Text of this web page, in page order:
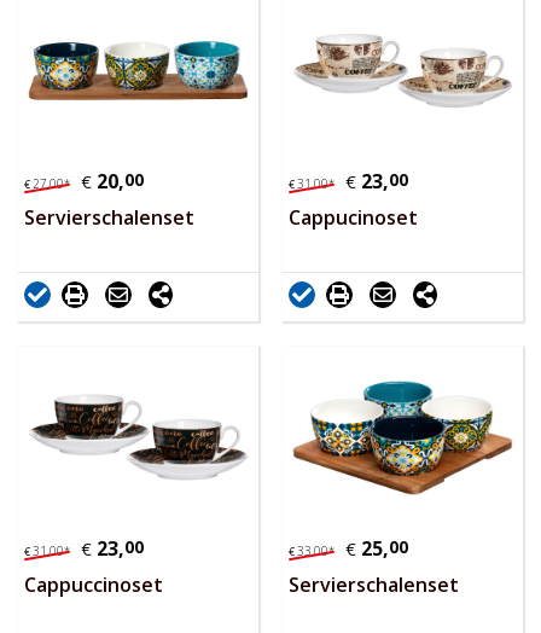
€27,00* € 20,00
Servierschalenset
€31,00* € 23,00
Cappucinoset
€31,00* € 23,00
Cappuccinoset
€33,00* € 25,00
Servierschalenset